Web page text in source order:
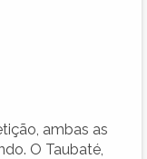
ambas as
O Taubaté,